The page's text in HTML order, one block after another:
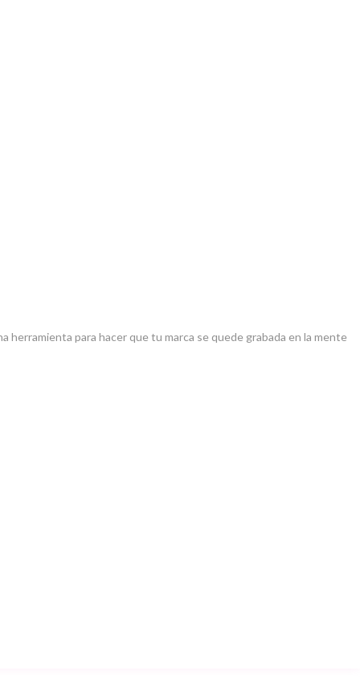
herramienta para hacer que tu marca se quede grabada en la mente